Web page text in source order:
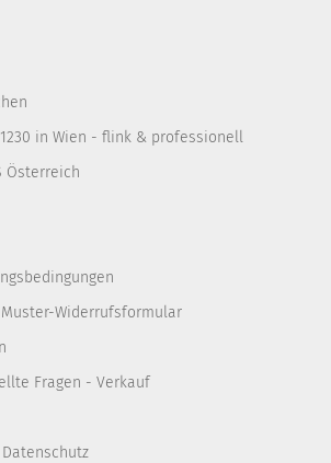
in Wien - flink & professionell
Österreich
Widerrufsformular
Fragen - Verkauf